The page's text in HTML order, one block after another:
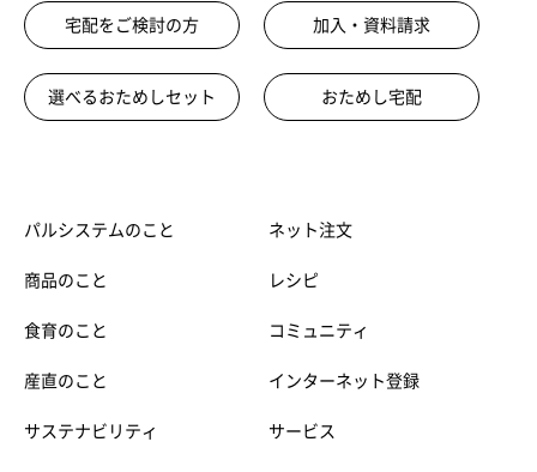
宅配をご検討の方 加入・資料請求
選べるおためしセット おためし宅配
パルシステムのこと
商品のこと
食育のこと
産直のこと
サステナビリティ
ネット注文
レシピ
コミュニティ
インターネット登録
サービス